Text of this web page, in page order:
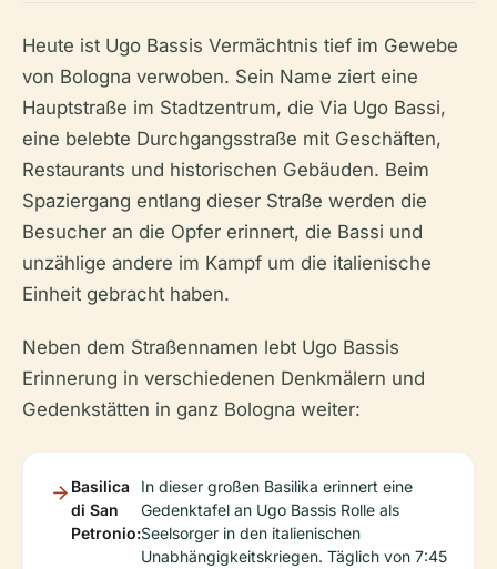
Heute ist Ugo Bassis Vermächtnis tief im Gewebe
von Bologna verwoben. Sein Name ziert eine
Hauptstraße im Stadtzentrum, die Via Ugo Bassi,
eine belebte Durchgangsstraße mit Geschäften,
Restaurants und historischen Gebäuden. Beim
Spaziergang entlang dieser Straße werden die
Besucher an die Opfer erinnert, die Bassi und
unzählige andere im Kampf um die italienische
Einheit gebracht haben.
Neben dem Straßennamen lebt Ugo Bassis
Erinnerung in verschiedenen Denkmälern und
Gedenkstätten in ganz Bologna weiter:
Basilica
di San
Petronio:
In dieser großen Basilika erinnert eine
Gedenktafel an Ugo Bassis Rolle als
Seelsorger in den italienischen
Unabhängigkeitskriegen. Täglich von 7:45